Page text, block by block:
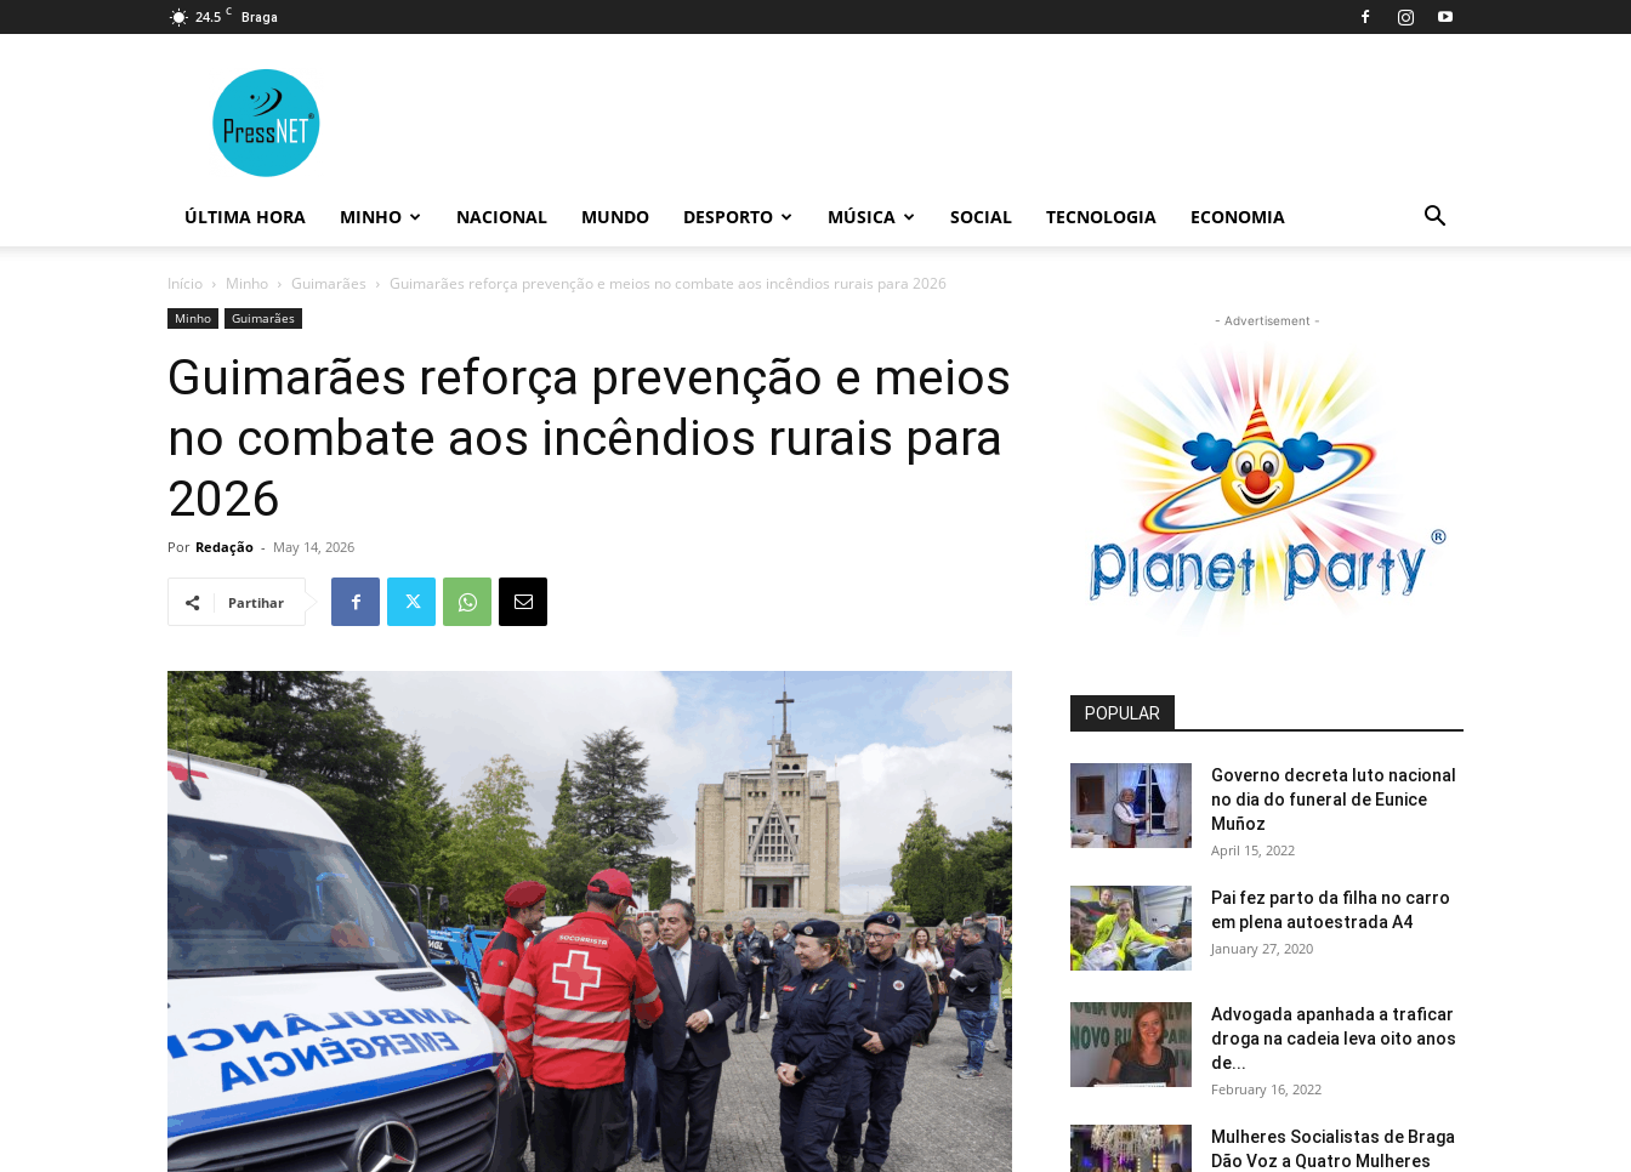
24.5 C Braga
ÚLTIMA HORA MINHO NACIONAL MUNDO DESPORTO MÚSICA SOCIAL TECNOLOGIA ECONOMIA
Início Minho Guimarães Guimarães reforça prevenção e meios no combate aos incêndios rurais para 2026
Minho Guimarães
Guimarães reforça prevenção e meios
no combate aos incêndios rurais para
2026
Por Redação - May 14, 2026
Partihar
- Advertisement -
POPULAR
Governo decreta luto nacional
no dia do funeral de Eunice
Muñoz
April 15, 2022
Pai fez parto da filha no carro
em plena autoestrada A4
January 27, 2020
Advogada apanhada a traficar
droga na cadeia leva oito anos
de...
February 16, 2022
Mulheres Socialistas de Braga
Dão Voz a Quatro Mulheres